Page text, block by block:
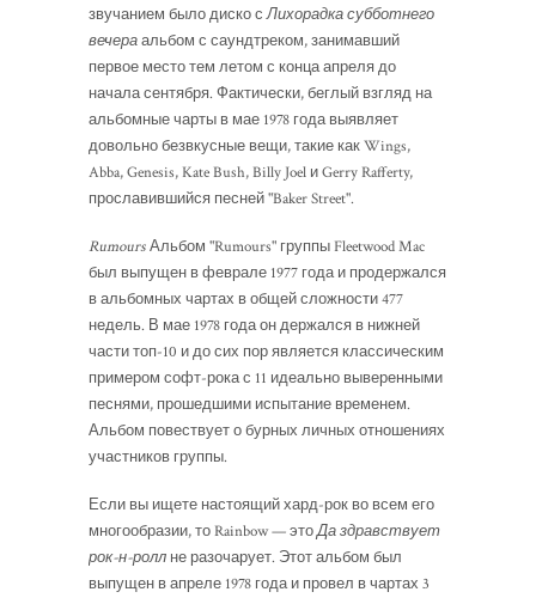
звучанием было диско сЛихорадка субботнего
вечераальбом с саундтреком, занимавший
первое место тем летом с конца апреля до
начала сентября. Фактически, беглый взгляд на
альбомные чарты в мае 1978 года выявляет
довольно безвкусные вещи, такие как Wings,
Abba, Genesis, Kate Bush, Billy Joel и Gerry Rafferty,
прославившийся песней "Baker Street".
RumoursАльбом "Rumours" группы Fleetwood Mac
был выпущен в феврале 1977 года и продержался
в альбомных чартах в общей сложности 477
недель. В мае 1978 года он держался в нижней
части топ-10 и до сих пор является классическим
примером софт-рока с 11 идеально выверенными
песнями, прошедшими испытание временем.
Альбом повествует о бурных личных отношениях
участников группы.
Если вы ищете настоящий хард-рок во всем его
многообразии, то Rainbow — этоДа здравствует
рок-н-ролл не разочарует. Этот альбом был
выпущен в апреле 1978 года и провел в чартах 3